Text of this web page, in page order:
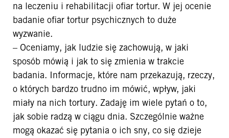
na leczeniu i rehabilitacji ofiar tortur. W jej ocenie
badanie ofiar tortur psychicznych to duże
wyzwanie.
– Oceniamy, jak ludzie się zachowują, w jaki
sposób mówią i jak to się zmienia w trakcie
badania. Informacje, które nam przekazują, rzeczy,
o których bardzo trudno im mówić, wpływ, jaki
miały na nich tortury. Zadaję im wiele pytań o to,
jak sobie radzą w ciągu dnia. Szczególnie ważne
mogą okazać się pytania o ich sny, co się dzieje